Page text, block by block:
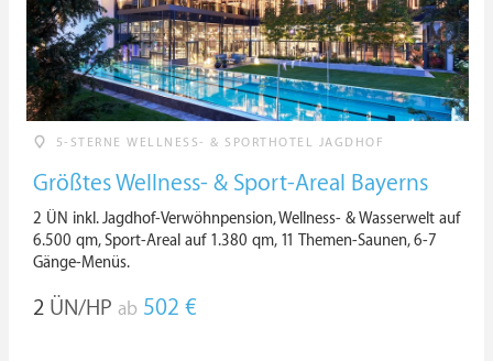
5-STERNE WELLNESS- & SPORTHOTEL JAGDHOF
Größtes Wellness- & Sport-Areal Bayerns
2 ÜN inkl. Jagdhof-Verwöhnpension, Wellness- & Wasserwelt auf
6.500 qm, Sport-Areal auf 1.380 qm, 11 Themen-Saunen, 6-7
Gänge-Menüs.
2 ÜN/HP ab 502 €